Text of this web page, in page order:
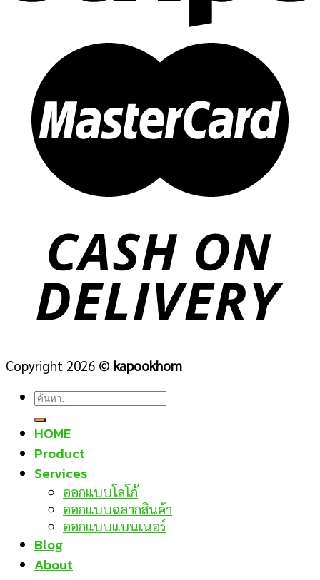
Copyright 2026 © kapookhom
ค้นหา:
HOME
Product
Services
ออกแบบโลโก้
ออกแบบฉลากสินค้า
ออกแบบแบนเนอร์
Blog
About